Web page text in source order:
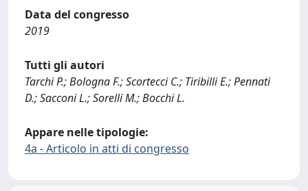
Data del congresso
2019
Tutti gli autori
Tarchi P.; Bologna F.; Scortecci C.; Tiribilli E.; Pennati
D.; Sacconi L.; Sorelli M.; Bocchi L.
Appare nelle tipologie:
4a - Articolo in atti di congresso